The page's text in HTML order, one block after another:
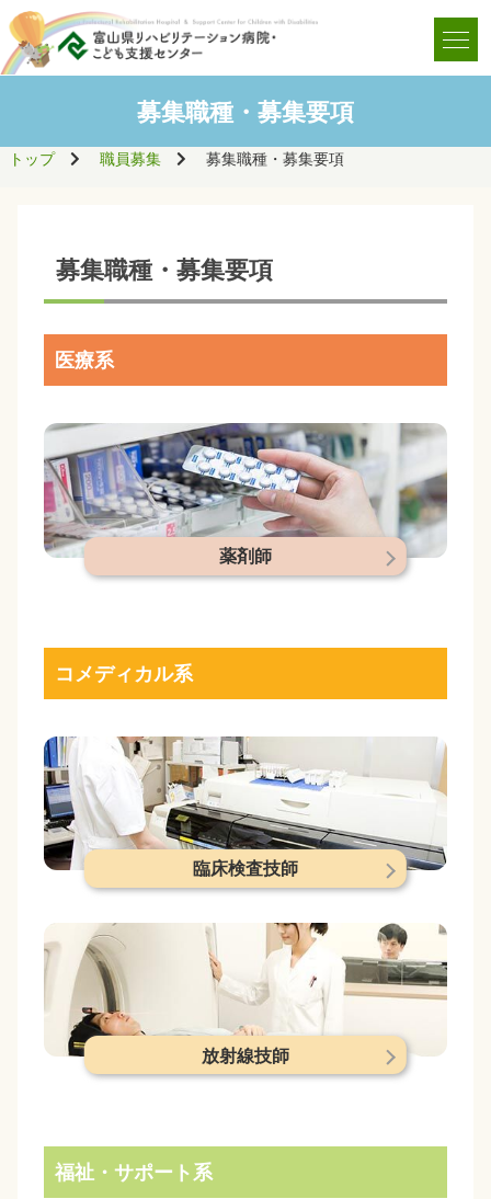
募集職種・募集要項
トップ 職員募集 募集職種・募集要項
募集職種・募集要項
医療系
薬剤師
コメディカル系
臨床検査技師
放射線技師
福祉・サポート系